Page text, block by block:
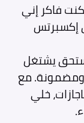
فاكر إني
إكسبرتس
يشتغل
مع
خلي